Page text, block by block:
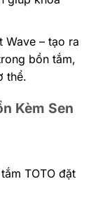
Wave – tạo ra
bồn tắm,
thể.
Kèm Sen
TOTO đặt